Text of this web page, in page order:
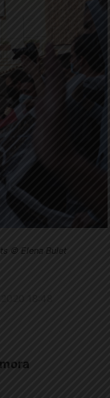
© Elena Bulet